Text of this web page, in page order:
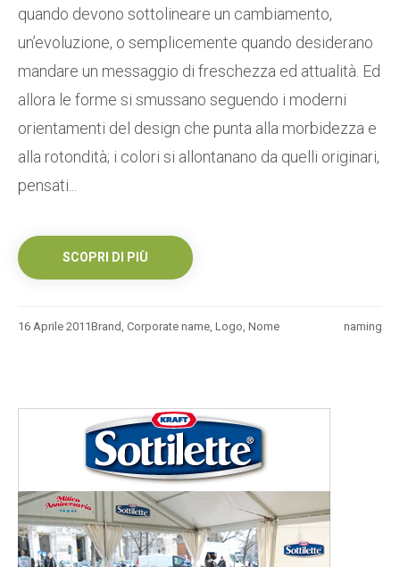
quando devono sottolineare un cambiamento,
un’evoluzione, o semplicemente quando desiderano
mandare un messaggio di freschezza ed attualità. Ed
allora le forme si smussano seguendo i moderni
orientamenti del design che punta alla morbidezza e
alla rotondità; i colori si allontanano da quelli originari,
pensati...
SCOPRI DI PIÙ
16 Aprile 2011 naming
Brand, Corporate name, Logo, Nome